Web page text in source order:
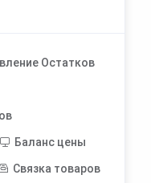
Остатков
Баланс цены
Связка товаров